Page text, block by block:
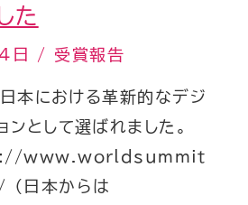
た
日 / 受賞報告
における革新的なデジ
ンとして選ばれました。
www.worldsummit
日本からは